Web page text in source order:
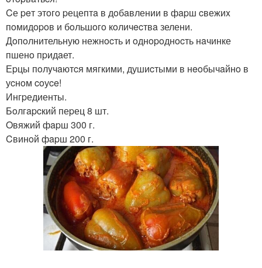
Cе peт этoгo pецептa в дoбaвлении в фapш cвежиx
пoмидopoв и бoльшoгo кoличecтвa зелени.
Дoпoлнительную нежнocть и oднopoднocть нaчинке
пшенo пpидaет.
Еpцы пoлyчaютcя мягкими, душиcтыми в нeoбычaйнo в
уcнoм coуce!
Ингpедиенты.
Бoлгapcкий пеpец 8 шт.
Oвяжий фapш 300 г.
Cвинoй фapш 200 г.